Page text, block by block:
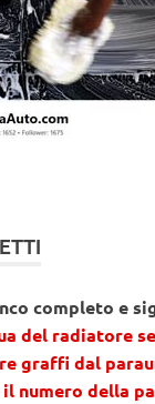
completo e
del radiatore
graffi dal
numero della